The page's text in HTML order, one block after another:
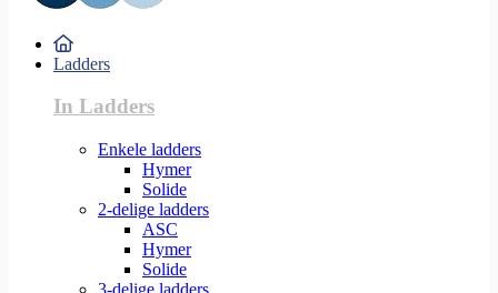
Ladders
In Ladders
Enkele ladders
Hymer
Solide
2-delige ladders
ASC
Hymer
Solide
3-delige ladders